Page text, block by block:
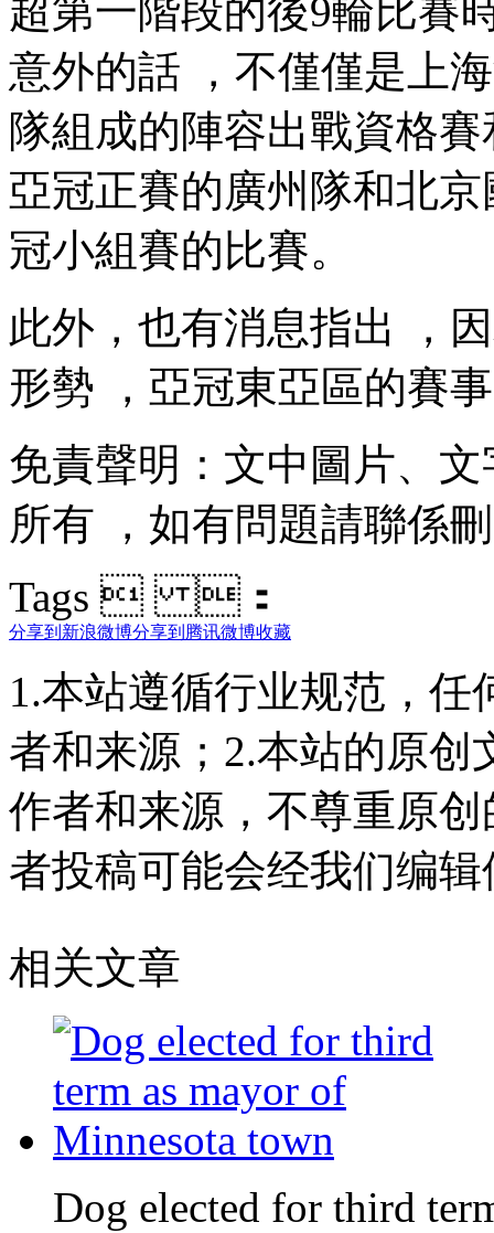
超第一階段的後9輪比賽時
意外的話  ，不僅僅是
隊組成的陣容出戰資格賽
亞冠正賽的廣州隊和北
冠小組賽的比賽。
此外，也有消息指出
形勢 ，亞冠東亞區的賽
免責聲明：文中圖片
所有 ，如有問題請聯係刪
Tags  ：
分享到新浪微博分享到腾讯微博收藏
1.本站遵循行业规范，
者和来源；2.本站的原
作者和来源，不尊重原
者投稿可能会经我们编
相关文章
Dog elected for third